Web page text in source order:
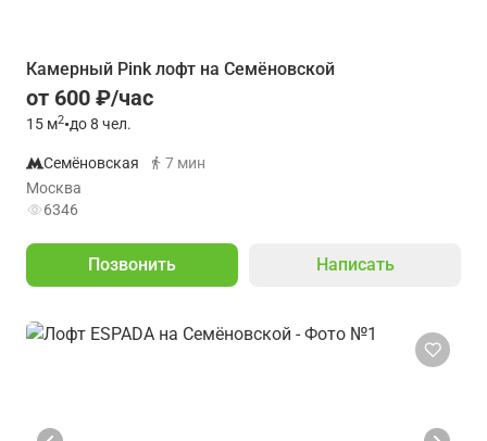
Камерный Pink лофт на Семёновской
от 600 ₽/час
15 м2•до 8 чел.
Семёновская
7 мин
Москва
6346
Позвонить Написать